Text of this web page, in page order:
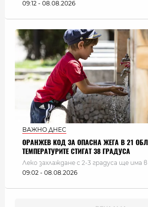
09:12 - 08.08.2026
ВАЖНО ДНЕС
ОРАНЖЕВ КОД ЗА ОПАСНА ЖЕГА В 21
ТЕМПЕРАТУРИТЕ СТИГАТ 38 ГРАДУСА
Леко захлаждане с 2-3 градуса ще има
09:02 - 08.08.2026